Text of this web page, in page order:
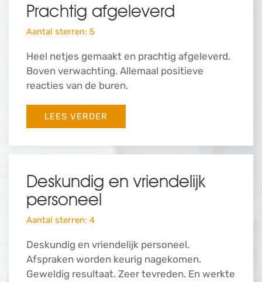
Prachtig afgeleverd
Aantal sterren: 5
Heel netjes gemaakt en prachtig afgeleverd.
Boven verwachting. Allemaal positieve
reacties van de buren.
LEES VERDER
Deskundig en vriendelijk
personeel
Aantal sterren: 4
Deskundig en vriendelijk personeel.
Afspraken worden keurig nagekomen.
Geweldig resultaat. Zeer tevreden. En werkte